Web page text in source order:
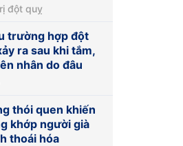
đột quỵ
trường hợp đột
ra sau khi tắm,
nhân do đâu
thói quen khiến
khớp người già
thoái hóa